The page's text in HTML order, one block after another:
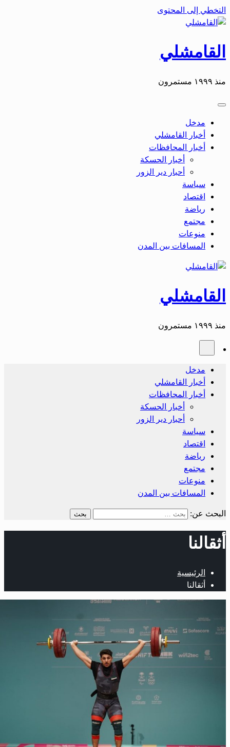
إلى المحتوى
١٩٩٩ مستمرون
مدخل
أخبار القامشلي
أخبار المحافظات
أخبار الحسكة
أحبار دير الزور
سياسة
اقتصاد
رياضة
مجتمع
منوعات
المسافات بين المدن
١٩٩٩ مستمرون
مدخل
أخبار القامشلي
أخبار المحافظات
أخبار الحسكة
أحبار دير الزور
سياسة
اقتصاد
رياضة
مجتمع
منوعات
المسافات بين المدن
عن:
الرئيسية
أثقالنا